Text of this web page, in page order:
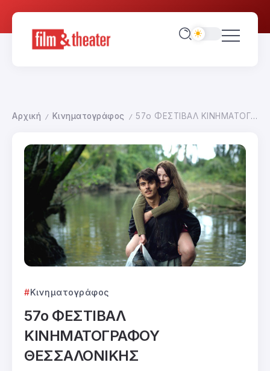
Αρχική / Κινηματογράφος / 57ο ΦΕΣΤΙΒΑΛ ΚΙΝΗΜΑΤΟΓΡΑΦΟΥ ΘΕΣΣΑΛΟΝΙΚΗΣ
Κινηματογράφος
57ο ΦΕΣΤΙΒΑΛ
ΚΙΝΗΜΑΤΟΓΡΑΦΟΥ
ΘΕΣΣΑΛΟΝΙΚΗΣ